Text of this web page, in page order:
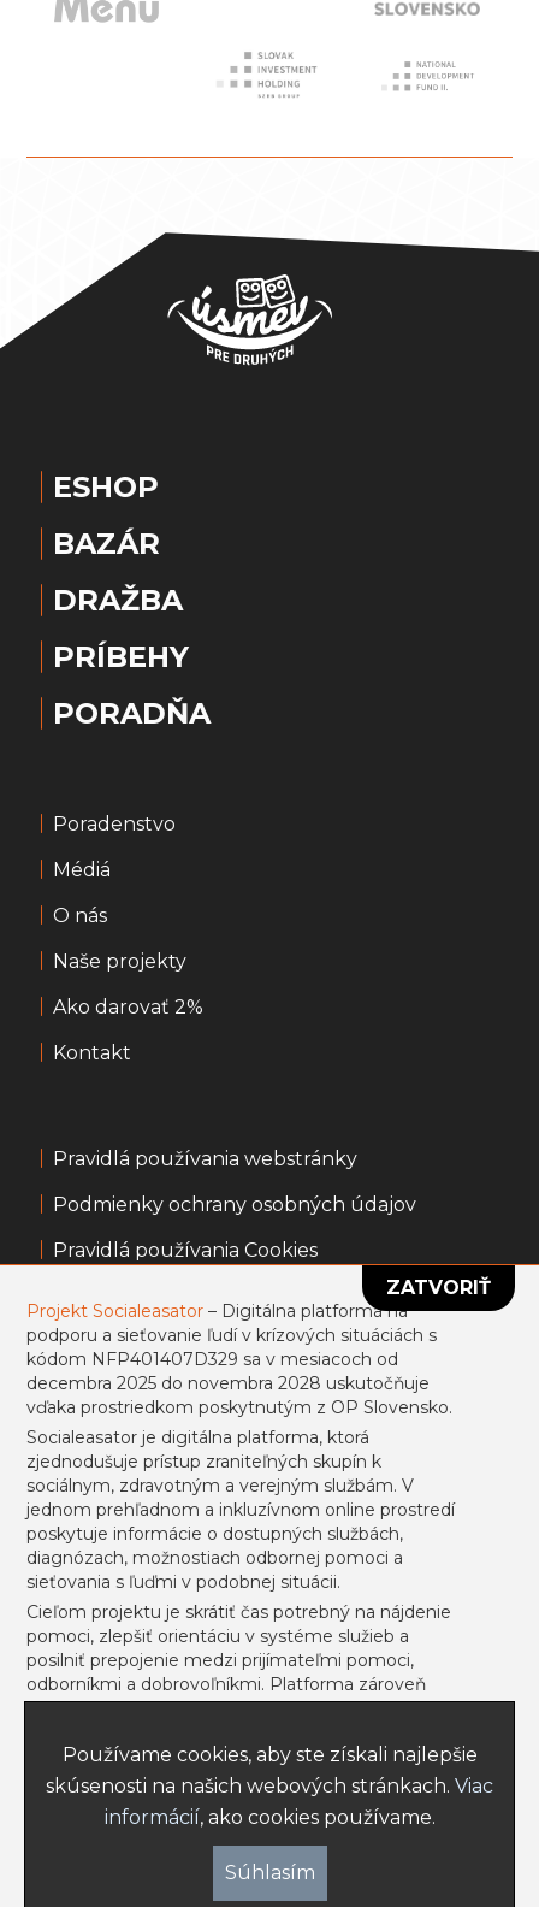
ZATVORIŤ
Projekt Socialeasator – Digitálna platforma na
podporu a sieťovanie ľudí v krízových situáciách s
kódom NFP401407D329 sa v mesiacoch od
decembra 2025 do novembra 2028 uskutočňuje
vďaka prostriedkom poskytnutým z OP Slovensko.
Socialeasator je digitálna platforma, ktorá
zjednodušuje prístup zraniteľných skupín k
sociálnym, zdravotným a verejným službám. V
jednom prehľadnom a inkluzívnom online prostredí
poskytuje informácie o dostupných službách,
diagnózach, možnostiach odbornej pomoci a
sieťovania s ľuďmi v podobnej situácii.
Cieľom projektu je skrátiť čas potrebný na nájdenie
pomoci, zlepšiť orientáciu v systéme služieb a
posilniť prepojenie medzi prijímateľmi pomoci,
odborníkmi a dobrovoľníkmi. Platforma zároveň
podporí informovanosť o inklúzii, sociálnej integrácii
funkcií, článkov a podcastov.
Výsledkom bude vyššia spokojnosť používateľov,
nižší stres pri hľadaní podpory, posilnenie
komunitnej podpory a efektívnejšie prepájanie
existujúcich zdrojov pomoci v prospech
ESHOP
BAZÁR
DRAŽBA
PRÍBEHY
PORADŇA
Poradenstvo
Médiá
O nás
Naše projekty
Ako darovať 2%
Kontakt
Pravidlá používania webstránky
Podmienky ochrany osobných údajov
Pravidlá používania Cookies
Všeobecné obchodné podmienky
Informácie k portálu usmevpredruhych.sk
Projekt sa uskutočňuje vďaka prostriedkom
poskytnutým z ESF.
Prihlásiť sa Registrovať
NEWSLETTER
Poslať
Používame cookies, aby ste získali najlepšie
skúsenosti na našich webových stránkach. Viac
informácií, ako cookies používame.
Súhlasím